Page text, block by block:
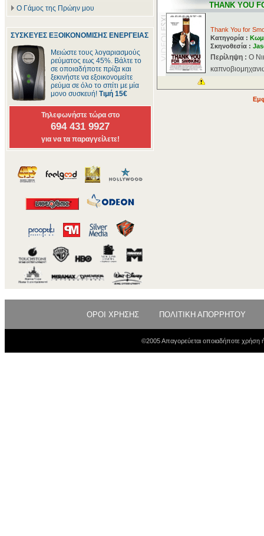
Ο Γάμος της Πρώην μου
ΣΥΣΚΕΥΕΣ ΕΞΟΙΚΟΝΟΜΙΣΗΣ ΕΝΕΡΓΕΙΑΣ
Μειώστε τους λογαριασμούς
ρεύματος εως 45%. Βάλτε το
σε οποιαδήποτε πρίζα και
ξεκινήστε να εξοικονομείτε
ρεύμα σε όλο το σπίτι με μία
μονο συσκευή! Τιμή 15€
Τηλεφωνήστε τώρα στο
694 431 9927
για να τα παραγγείλετε!
THANK YOU
Thank You for
Κατηγορία :
Σκηνοθεσία :
Περίληψη : Ο
ΟΡΟΙ ΧΡΗΣΗΣ ΠΟΛΙΤΙΚΗ ΑΠΟΡΡΗΤΟΥ
©2005 Απαγορεύεται οποιαδήποτε χρήση